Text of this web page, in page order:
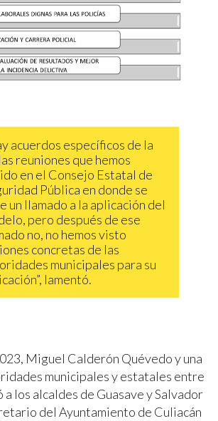
acuerdos específicos de la
reuniones que hemos
en el Consejo Estatal de
Pública en donde se
un llamado a la aplicación del
pero después de ese
no, no hemos visto
concretas de las
municipales para su
lamentó.
Miguel Calderón Quévedo y una
municipales y estatales entre
a los alcaldes de Guasave y Salvador
del Ayuntamiento de Culiacán